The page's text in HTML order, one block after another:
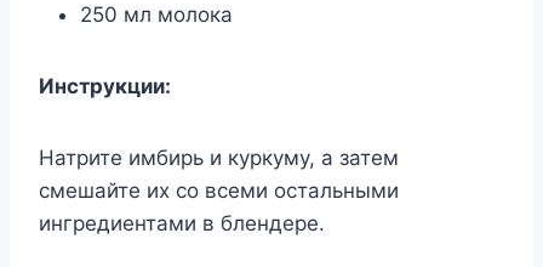
250 мл молока
Инструкции:
Натрите имбирь и куркуму, а затем
смешайте их со всеми остальными
ингредиентами в блендере.